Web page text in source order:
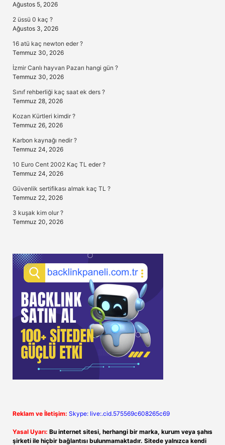
Ağustos 5, 2026
2 üssü 0 kaç ?
Ağustos 3, 2026
16 atü kaç newton eder ?
Temmuz 30, 2026
İzmir Canlı hayvan Pazarı hangi gün ?
Temmuz 30, 2026
Sınıf rehberliği kaç saat ek ders ?
Temmuz 28, 2026
Kozan Kürtleri kimdir ?
Temmuz 26, 2026
Karbon kaynağı nedir ?
Temmuz 24, 2026
10 Euro Cent 2002 Kaç TL eder ?
Temmuz 24, 2026
Güvenlik sertifikası almak kaç TL ?
Temmuz 22, 2026
3 kuşak kim olur ?
Temmuz 20, 2026
Reklam ve İletişim: Skype: live:.cid.575569c608265c69
Yasal Uyarı: Bu internet sitesi, herhangi bir marka, kurum veya şahıs
şirketi ile hiçbir bağlantısı bulunmamaktadır. Sitede yalnızca kendi